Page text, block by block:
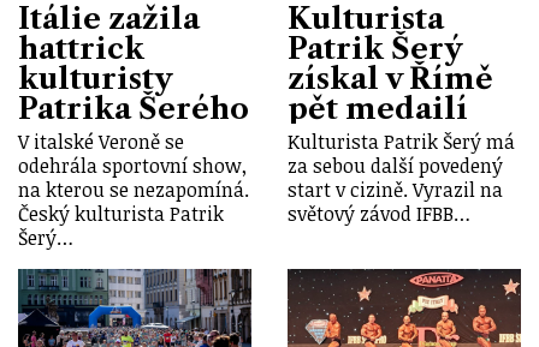
Itálie zažila
hattrick
kulturisty
Patrika Šerého
V italské Veroně se
odehrála sportovní show,
na kterou se nezapomíná.
Český kulturista Patrik
Šerý…
Kulturista
Patrik Šerý
získal v Římě
pět medailí
Kulturista Patrik Šerý má
za sebou další povedený
start v cizině. Vyrazil na
světový závod IFBB…